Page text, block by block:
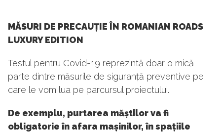
MĂSURI DE PRECAUȚIE ÎN ROMANIAN ROADS
LUXURY EDITION
Testul pentru Covid-19 reprezintă doar o mică
parte dintre măsurile de siguranță preventive pe
care le vom lua pe parcursul proiectului.
De exemplu, purtarea măștilor va fi
obligatorie în afara mașinilor, în spațiile